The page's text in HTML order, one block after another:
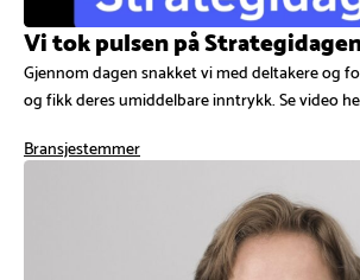
Vi tok pulsen på
Gjennom dagen snakket vi med deltakere og
og fikk deres umiddelbare inntrykk. Se video
Bransjestemmer